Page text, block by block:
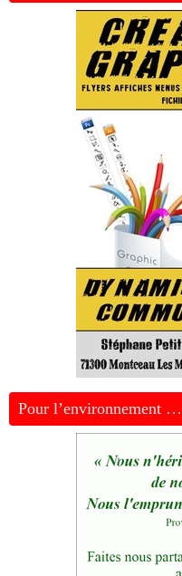
Pour l’environnement …